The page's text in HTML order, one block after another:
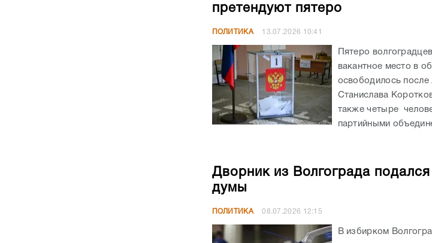
претендуют пятеро
ПОЛИТИКА 13.07.2026 10:41
Пятеро
вакантное место в
освободилось после
Станислава
также четыре
партийными
Дворник из Волгограда
думы
ПОЛИТИКА 08.07.2026 12:15
В избирком